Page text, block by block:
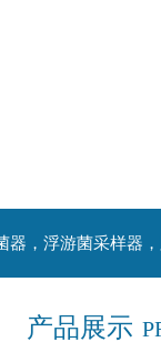
产品展示